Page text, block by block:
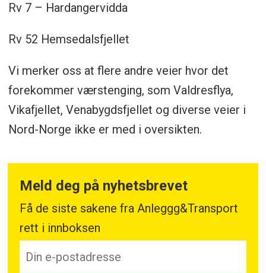
Rv 7 – Hardangervidda
Rv 52 Hemsedalsfjellet
Vi merker oss at flere andre veier hvor det
forekommer værstenging, som Valdresflya,
Vikafjellet, Venabygdsfjellet og diverse veier i
Nord-Norge ikke er med i oversikten.
Meld deg på nyhetsbrevet
Få de siste sakene fra Anleggg&Transport
rett i innboksen